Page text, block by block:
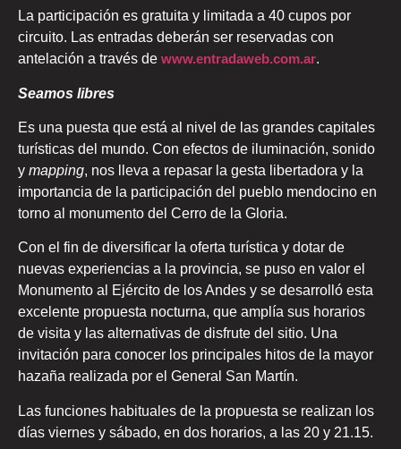
La participación es gratuita y limitada a 40 cupos por
circuito. Las entradas deberán ser reservadas con
antelación a través de www.entradaweb.com.ar.
Seamos libres
Es una puesta que está al nivel de las grandes capitales
turísticas del mundo. Con efectos de iluminación, sonido
y mapping, nos lleva a repasar la gesta libertadora y la
importancia de la participación del pueblo mendocino en
torno al monumento del Cerro de la Gloria.
Con el fin de diversificar la oferta turística y dotar de
nuevas experiencias a la provincia, se puso en valor el
Monumento al Ejército de los Andes y se desarrolló esta
excelente propuesta nocturna, que amplía sus horarios
de visita y las alternativas de disfrute del sitio. Una
invitación para conocer los principales hitos de la mayor
hazaña realizada por el General San Martín.
Las funciones habituales de la propuesta se realizan los
días viernes y sábado, en dos horarios, a las 20 y 21.15.